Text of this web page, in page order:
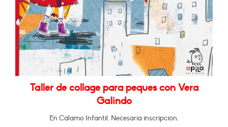
Taller de collage para peques con Vera
Galindo
En Cálamo Infantil. Necesaria inscripción.